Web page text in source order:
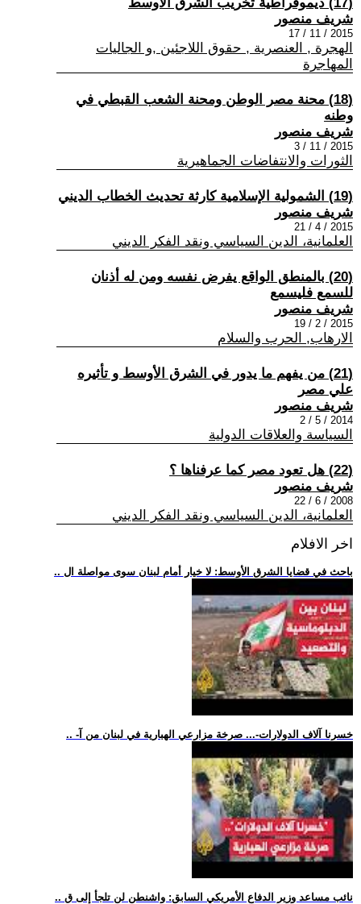
شريف منصور
2015 / 11 / 17
الهجرة , العنصرية , حقوق اللاجئين ,و الجاليات
المهاجرة
(18) محنة مصر الوطن ومحنة الشعب القبطي في
وطنه
شريف منصور
2015 / 11 / 3
الثورات والانتفاضات الجماهيرية
(19) الشمولية الإسلامية كارثة تحديث الخطاب الديني
شريف منصور
2015 / 4 / 21
العلمانية، الدين السياسي ونقد الفكر الديني
(20) بالمنطق الواقع يفرض نفسه ومن له أذنان
للسمع فليسمع
شريف منصور
2015 / 2 / 19
الارهاب, الحرب والسلام
(21) من يفهم ما يدور في الشرق الأوسط و تأثيره
علي مصر
شريف منصور
2014 / 5 / 2
السياسة والعلاقات الدولية
(22) هل تعود مصر كما عرفناها ؟
شريف منصور
2008 / 6 / 22
العلمانية، الدين السياسي ونقد الفكر الديني
اخر الافلام
.. باحث في قضايا الشرق الأوسط: لا خيار أمام لبنان سوى مواصلة ال
.. -خسرنا آلاف الدولارات-... صرخة مزارعي الهبارية في لبنان من آ
.. نائب مساعد وزير الدفاع الأمريكي السابق: واشنطن لن تلجأ إلى ق